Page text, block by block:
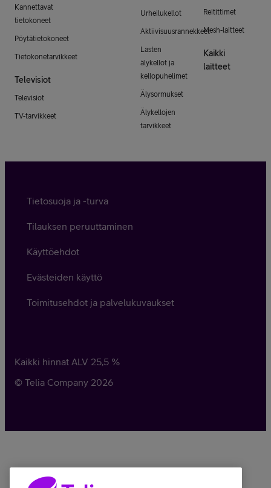
Kannettavat
tietokoneet
Pöytätietokoneet
Tietokonetarvikkeet
Televisiot
Televisiot
TV-tarvikkeet
Urheilukellot
Aktiivisuusrannekkeet
Lasten
älykellot ja
kellopuhelimet
Älysormukset
Älykellojen
tarvikkeet
Reitittimet
Mesh-laitteet
Kaikki
laitteet
Tietosuoja ja -turva
Tilauksen peruuttaminen
Käyttöehdot
Evästeiden käyttö
Toimitusehdot ja palvelukuvaukset
Kaikki hinnat ALV 25,5 %
© Telia Company 2026